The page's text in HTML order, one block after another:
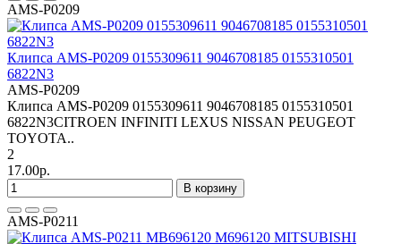
AMS-P0209
Клипса AMS-P0209 0155309611 9046708185 0155310501
6822N3
AMS-P0209
Клипса AMS-P0209 0155309611 9046708185 0155310501
6822N3CITROEN INFINITI LEXUS NISSAN PEUGEOT
TOYOTA..
2
17.00р.
В корзину
AMS-P0211